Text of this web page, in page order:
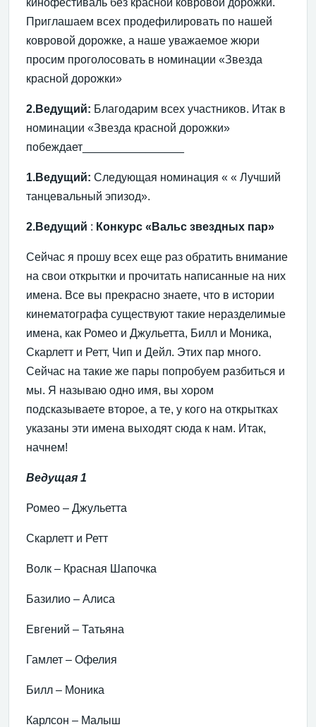
кинофестиваль без красной ковровой дорожки.
Приглашаем всех продефилировать по нашей
ковровой дорожке, а наше уважаемое жюри
просим проголосовать в номинации «Звезда
красной дорожки»
2.Ведущий: Благодарим всех участников. Итак в
номинации «Звезда красной дорожки»
побеждает________________
1.Ведущий: Следующая номинация « « Лучший
танцевальный эпизод».
2.Ведущий : Конкурс «Вальс звездных пар»
Сейчас я прошу всех еще раз обратить внимание
на свои открытки и прочитать написанные на них
имена. Все вы прекрасно знаете, что в истории
кинематографа существуют такие неразделимые
имена, как Ромео и Джульетта, Билл и Моника,
Скарлетт и Ретт, Чип и Дейл. Этих пар много.
Сейчас на такие же пары попробуем разбиться и
мы. Я называю одно имя, вы хором
подсказываете второе, а те, у кого на открытках
указаны эти имена выходят сюда к нам. Итак,
начнем!
Ведущая 1
Ромео – Джульетта
Скарлетт и Ретт
Волк – Красная Шапочка
Базилио – Алиса
Евгений – Татьяна
Гамлет – Офелия
Билл – Моника
Карлсон – Малыш